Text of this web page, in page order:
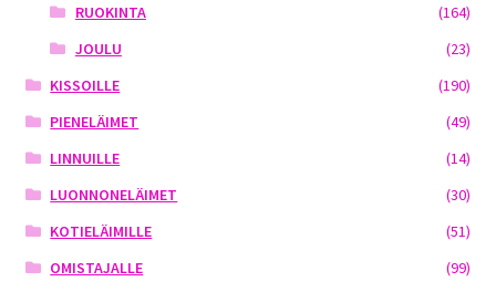
RUOKINTA
(164)
JOULU
(23)
KISSOILLE
(190)
PIENELÄIMET
(49)
LINNUILLE
(14)
LUONNONELÄIMET
(30)
KOTIELÄIMILLE
(51)
OMISTAJALLE
(99)